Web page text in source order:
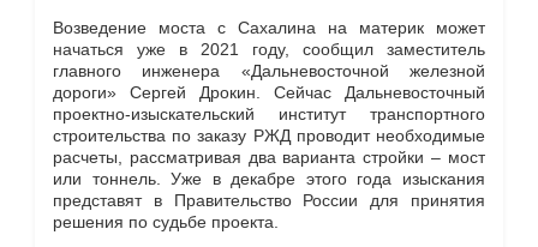
Возведение моста с Сахалина на материк может
начаться уже в 2021 году, сообщил заместитель
главного инженера «Дальневосточной железной
дороги» Сергей Дрокин. Сейчас Дальневосточный
проектно-изыскательский институт транспортного
строительства по заказу РЖД проводит необходимые
расчеты, рассматривая два варианта стройки – мост
или тоннель. Уже в декабре этого года изыскания
представят в Правительство России для принятия
решения по судьбе проекта.